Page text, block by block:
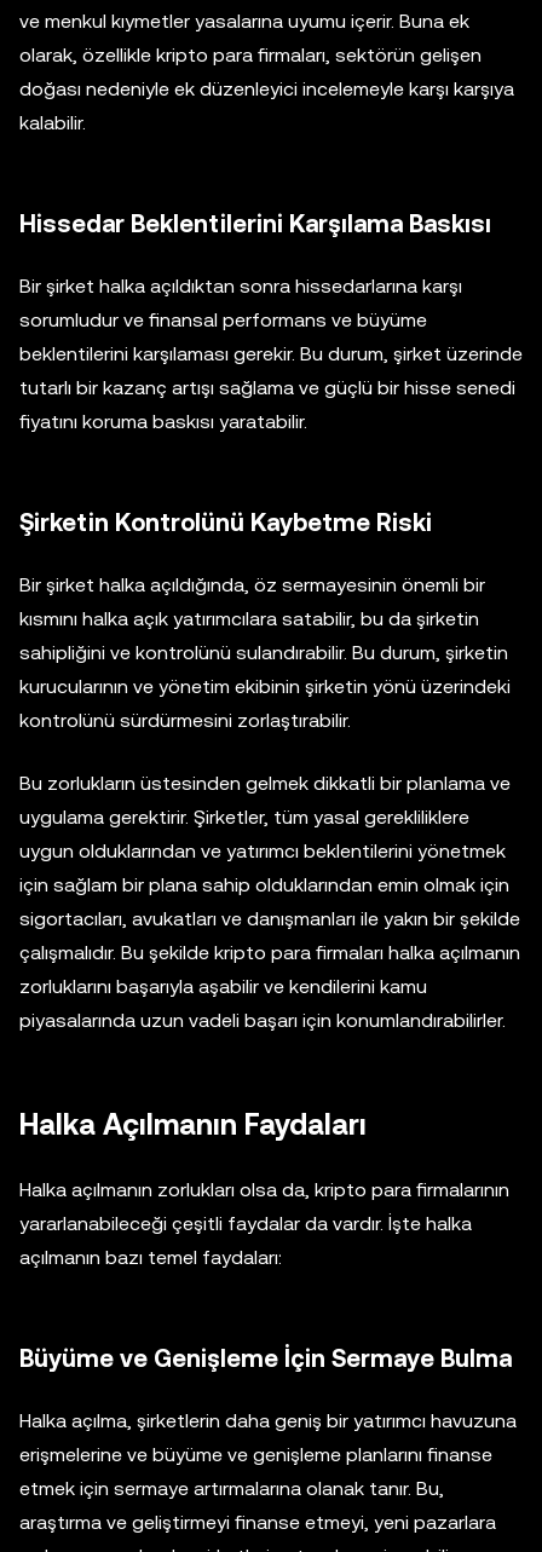
ve menkul kıymetler yasalarına uyumu içerir. Buna ek
olarak, özellikle kripto para firmaları, sektörün gelişen
doğası nedeniyle ek düzenleyici incelemeyle karşı karşıya
kalabilir.
Hissedar Beklentilerini Karşılama Baskısı
Bir şirket halka açıldıktan sonra hissedarlarına karşı
sorumludur ve finansal performans ve büyüme
beklentilerini karşılaması gerekir. Bu durum, şirket üzerinde
tutarlı bir kazanç artışı sağlama ve güçlü bir hisse senedi
fiyatını koruma baskısı yaratabilir.
Şirketin Kontrolünü Kaybetme Riski
Bir şirket halka açıldığında, öz sermayesinin önemli bir
kısmını halka açık yatırımcılara satabilir, bu da şirketin
sahipliğini ve kontrolünü sulandırabilir. Bu durum, şirketin
kurucularının ve yönetim ekibinin şirketin yönü üzerindeki
kontrolünü sürdürmesini zorlaştırabilir.
Bu zorlukların üstesinden gelmek dikkatli bir planlama ve
uygulama gerektirir. Şirketler, tüm yasal gerekliliklere
uygun olduklarından ve yatırımcı beklentilerini yönetmek
için sağlam bir plana sahip olduklarından emin olmak için
sigortacıları, avukatları ve danışmanları ile yakın bir şekilde
çalışmalıdır. Bu şekilde kripto para firmaları halka açılmanın
zorluklarını başarıyla aşabilir ve kendilerini kamu
piyasalarında uzun vadeli başarı için konumlandırabilirler.
Halka Açılmanın Faydaları
Halka açılmanın zorlukları olsa da, kripto para firmalarının
yararlanabileceği çeşitli faydalar da vardır. İşte halka
açılmanın bazı temel faydaları:
Büyüme ve Genişleme İçin Sermaye Bulma
Halka açılma, şirketlerin daha geniş bir yatırımcı havuzuna
erişmelerine ve büyüme ve genişleme planlarını finanse
etmek için sermaye artırmalarına olanak tanır. Bu,
araştırma ve geliştirmeyi finanse etmeyi, yeni pazarlara